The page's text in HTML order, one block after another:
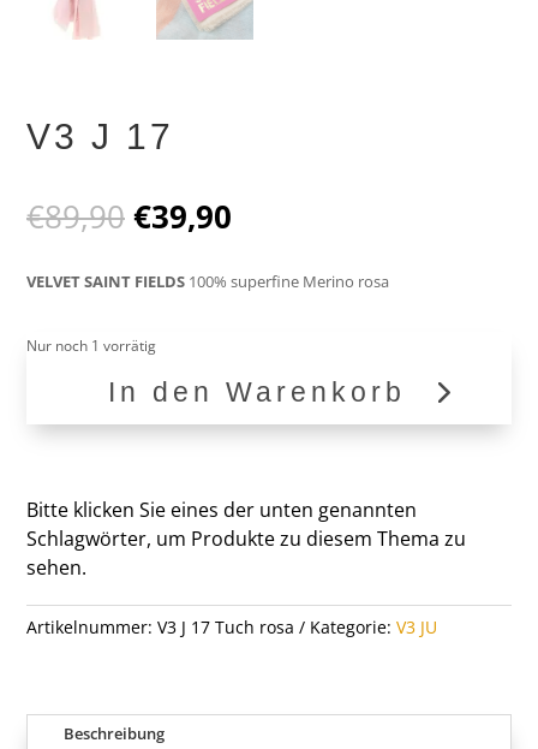
V3 J 17
€89,90Ursprünglicher
Preis
war:
€89,90
€39,90
ist:
€39,90.
VELVET SAINT FIELDS 100% superfine Merino rosa
Nur noch 1 vorrätig
In den Warenkorb
Bitte klicken Sie eines der unten genannten
Schlagwörter, um Produkte zu diesem Thema zu
sehen.
Artikelnummer: V3 J 17 Tuch rosa Kategorie: V3 JU
Beschreibung